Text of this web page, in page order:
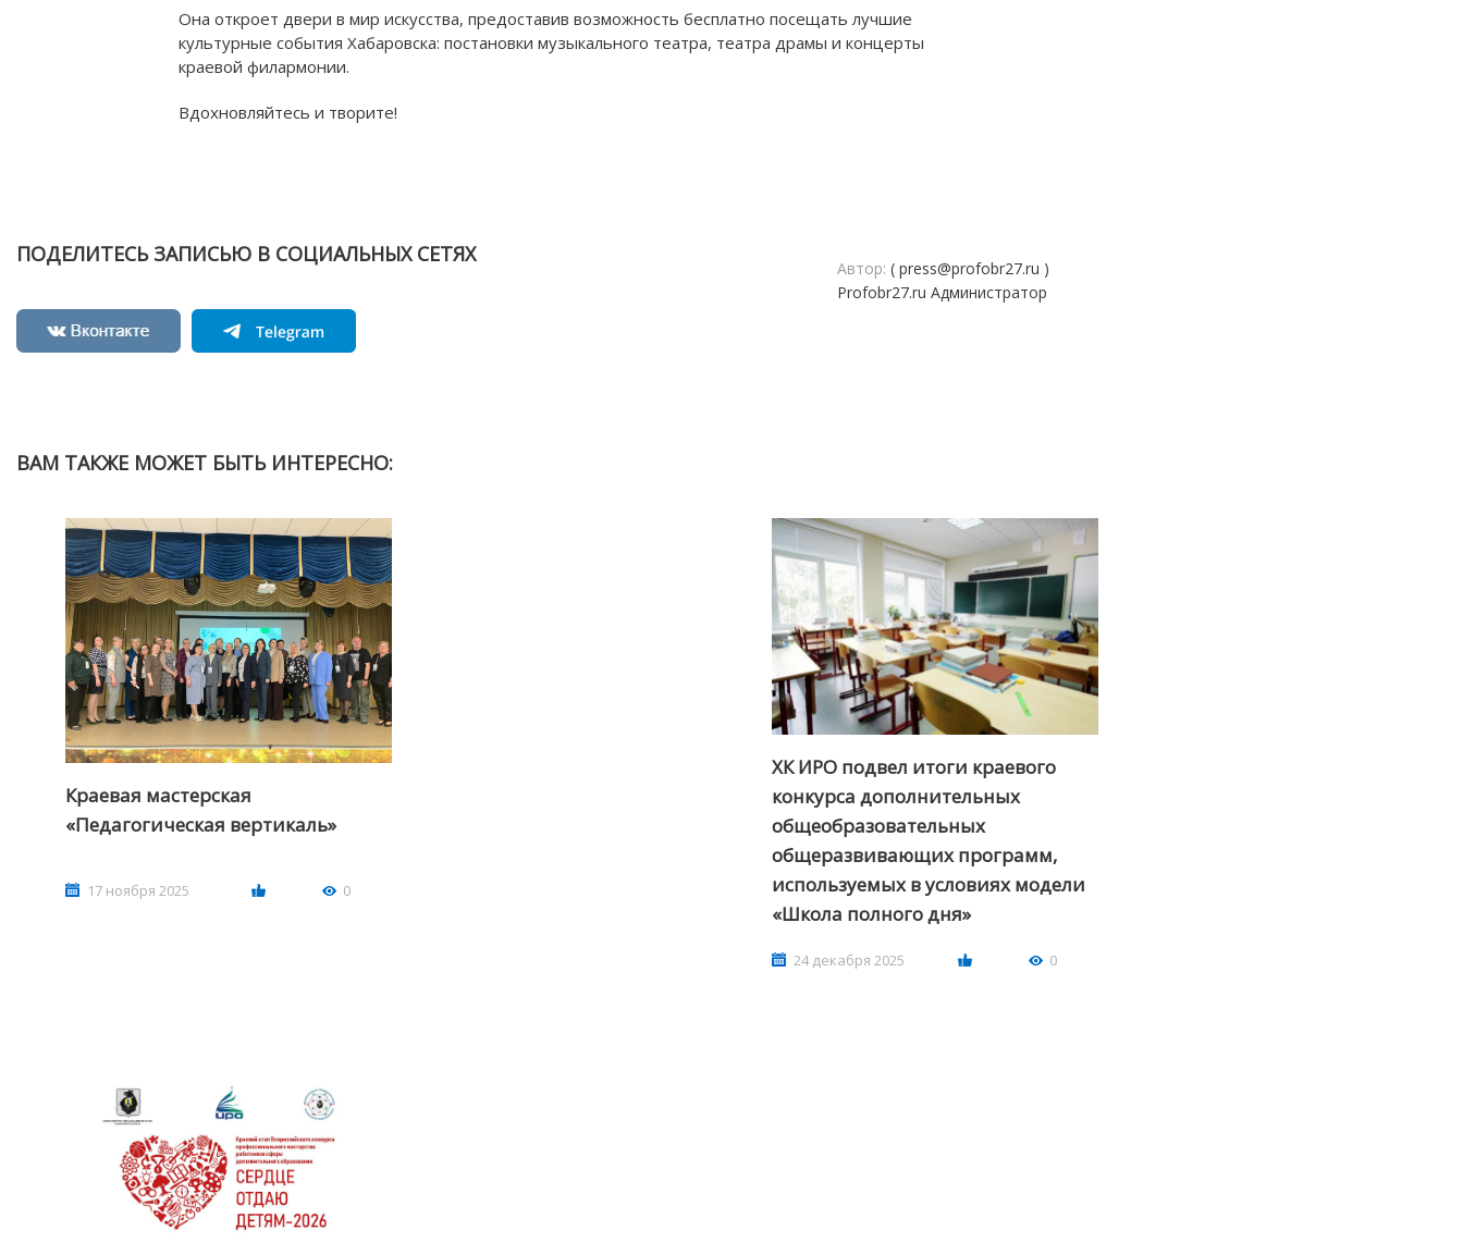
Она откроет двери в мир искусства, предоставив возможность бесплатно посещать лучшие
культурные события Хабаровска: постановки музыкального театра, театра драмы и концерты
краевой филармонии.
Вдохновляйтесь и творите!
ПОДЕЛИТЕСЬ ЗАПИСЬЮ В СОЦИАЛЬНЫХ СЕТЯХ
Автор: ( press@profobr27.ru )
Profobr27.ru Администратор
ВАМ ТАКЖЕ МОЖЕТ БЫТЬ ИНТЕРЕСНО:
Краевая мастерская
«Педагогическая вертикаль»
17 ноября 2025 0
ХК ИРО подвел итоги краевого
конкурса дополнительных
общеобразовательных
общеразвивающих программ,
используемых в условиях модели
«Школа полного дня»
24 декабря 2025 0